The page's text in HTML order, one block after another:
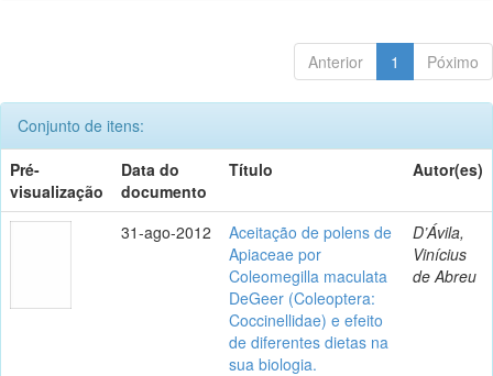
Anterior 1 Póximo
Conjunto de itens:
Pré-
visualização
Data do
documento
Título Autor(es)
31-ago-2012
Aceitação de polens de
Apiaceae por
Coleomegilla maculata
DeGeer (Coleoptera:
Coccinellidae) e efeito
de diferentes dietas na
sua biologia.
D’Ávila,
Vinícius
de Abreu